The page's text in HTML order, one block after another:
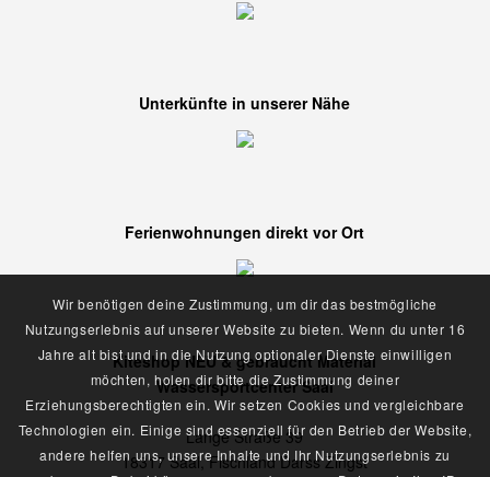
Unterkünfte in unserer Nähe
Ferienwohnungen direkt vor Ort
Kiteshop NEU & gebraucht Material
Wassersportcenter Saal
Lange Straße 39
18317 Saal, Fischland Darss Zingst
Wir benötigen deine Zustimmung, um dir das bestmögliche
Nutzungserlebnis auf unserer Website zu bieten. Wenn du unter 16
Jahre alt bist und in die Nutzung optionaler Dienste einwilligen
möchten, holen dir bitte die Zustimmung deiner
Erziehungsberechtigten ein. Wir setzen Cookies und vergleichbare
Technologien ein. Einige sind essenziell für den Betrieb der Website,
andere helfen uns, unsere Inhalte und Ihr Nutzungserlebnis zu